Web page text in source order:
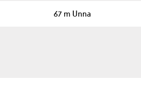
67 m Unna